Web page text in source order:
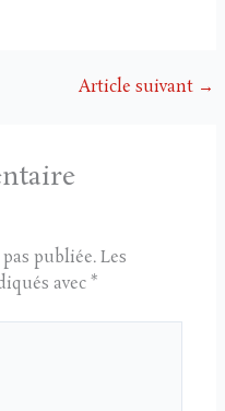
Article suivant →
publiée. Les
avec*